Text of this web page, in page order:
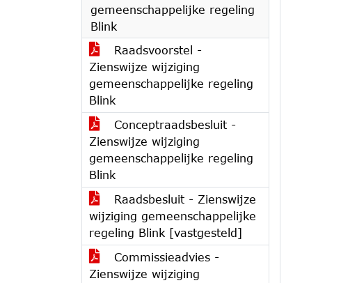
gemeenschappelijke regeling
Blink
Raadsvoorstel -
Zienswijze wijziging
gemeenschappelijke regeling
Blink
Conceptraadsbesluit -
Zienswijze wijziging
gemeenschappelijke regeling
Blink
Raadsbesluit - Zienswijze
wijziging gemeenschappelijke
regeling Blink [vastgesteld]
Commissieadvies -
Zienswijze wijziging